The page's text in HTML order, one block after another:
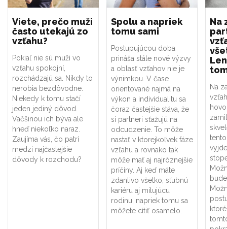
Viete, prečo muži
často utekajú zo
vzťahu?
Pokiaľ nie sú muži vo
vzťahu spokojní,
rozchádzajú sa. Nikdy to
nerobia bezdôvodne.
Niekedy k tomu stačí
jeden jediný dôvod.
Väčšinou ich býva ale
hneď niekoľko naraz.
Zaujíma vás, čo patrí
medzi najčastejšie
dôvody k rozchodu?
Spolu a napriek
tomu sami
Postupujúcou doba
prináša stále nové výzvy
a oblasť vzťahov nie je
výnimkou. V čase
orientované najmä na
výkon a individualitu sa
čoraz častejšie stáva, že
si partneri sťažujú na
odcudzenie. To môže
nastať v ktorejkoľvek fáze
vzťahu a rovnako tak
môže mať aj najrôznejšie
príčiny. Aj keď máte
zdanlivo všetko, sľubnú
kariéru aj milujúcu
rodinu, napriek tomu sa
môžete cítiť osamelo.
Na
Na